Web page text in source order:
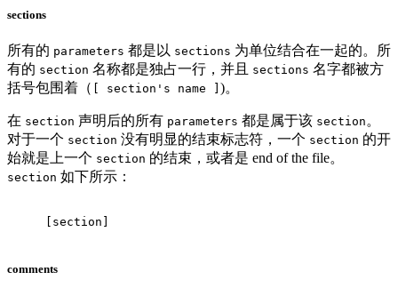
sections
所有的 parameters 都是以 sections 为单位结合在一起的。所
有的 section 名称都是独占一行，并且 sections 名字都被方
括号包围着（
[ section's name ] )。
在 section 声明后的所有 parameters 都是属于该 section 。
对于一个 section 没有明显的结束标志符，一个 section 的开
始就是上一个 section 的结束，或者是 end of the file。
section 如下所示：
[section]
comments